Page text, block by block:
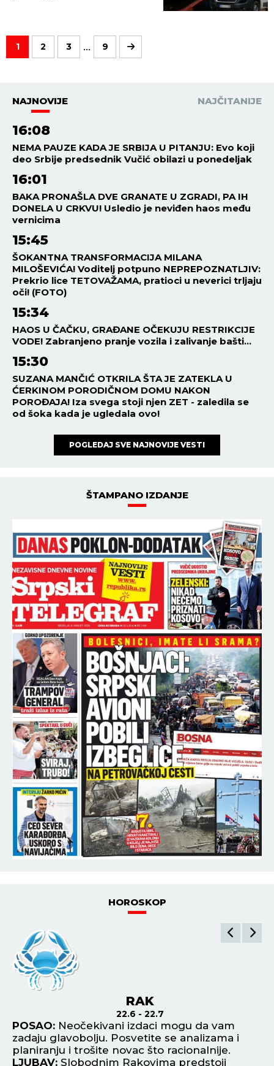
1 2 3 ... 9
NAJNOVIJE NAJČITANIJE
16:08
NEMA PAUZE KADA JE SRBIJA U PITANJU: Evo koji
deo Srbije predsednik Vučić obilazi u ponedeljak
16:01
BAKA PRONAŠLA DVE GRANATE U ZGRADI, PA IH
DONELA U CRKVU! Usledio je neviđen haos među
vernicima
15:45
ŠOKANTNA TRANSFORMACIJA MILANA
MILOŠEVIĆA! Voditelj potpuno NEPREPOZNATLJIV:
Prekrio lice TETOVAŽAMA, pratioci u neverici trljaju
oči! (FOTO)
15:34
HAOS U ČAČKU, GRAĐANE OČEKUJU RESTRIKCIJE
VODE! Zabranjeno pranje vozila i zalivanje bašti...
15:30
SUZANA MANČIĆ OTKRILA ŠTA JE ZATEKLA U
ĆERKINOM PORODIČNOM DOMU NAKON
POROĐAJA! Iza svega stoji njen ZET - zaledila se
od šoka kada je ugledala ovo!
POGLEDAJ SVE NAJNOVIJE VESTI
ŠTAMPANO IZDANJE
HOROSKOP
RAK
22.6 - 22.7
POSAO: Neočekivani izdaci mogu da vam
zadaju glavobolju. Posvetite se analizama i
planiranju i trošite novac što racionalnije.
LJUBAV: Slobodnim Rakovima predstoji